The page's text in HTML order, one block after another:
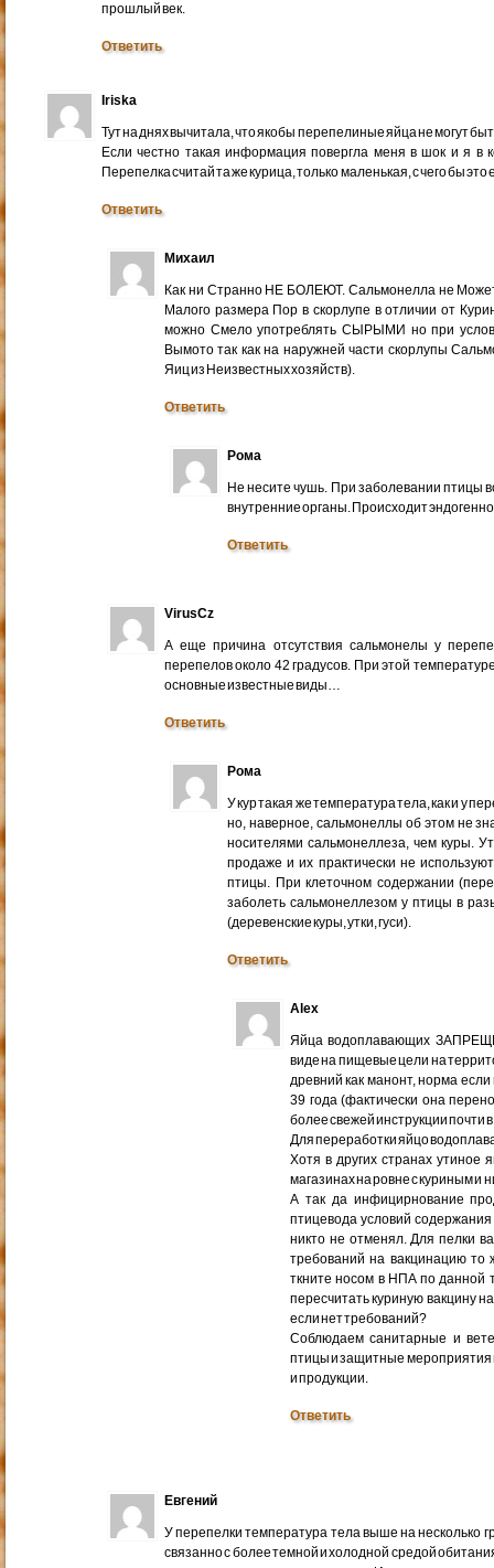
прошлый век.
Ответить
Iriska
Тут на днях вычитала, что якобы перепелиные яйца не могут
Если честно такая информация повергла меня в шок и я в
Перепелка считай та же курица, только маленькая, с чего бы
Ответить
Михаил
Как ни Странно НЕ БОЛЕЮТ. Сальмонелла не
Малого размера Пор в скорлупе в отличии от
можно Смело употреблять СЫРЫМИ но при
Вымото так как на наружней части скорлупы
Яиц из Неизвестных хозяйств).
Ответить
Рома
Не несите чушь. При заболевании птицы
внутренние органы. Происходит
Ответить
VirusCz
А еще причина отсутствия сальмонелы у
перепелов около 42 градусов. При этой
основные известные виды…
Ответить
Рома
У кур такая же температура тела, как и у
но, наверное, сальмонеллы об этом не
носителями сальмонеллеза, чем куры.
продаже и их практически не
птицы. При клеточном содержании
заболеть сальмонеллезом у птицы в
(деревенские куры, утки, гуси).
Ответить
Alex
Яйца водоплавающих
виде на пищевые цели на
древний как манонт, норма
39 года (фактически она
более свежей инструкции почти
Для переработки яйцо
Хотя в других странах утиное
магазинах на ровне с куриным и
А так да инфицирнование
птицевода условий
никто не отменял. Для пелки
требований на вакцинацию
ткните носом в НПА по данной
пересчитать куриную вакцину
если нет требований?
Соблюдаем санитарные и
птицы и защитные мероприятия
и продукции.
Ответить
Евгений
У перепелки температура тела выше на несколько
связанно с более темной и холодной средой